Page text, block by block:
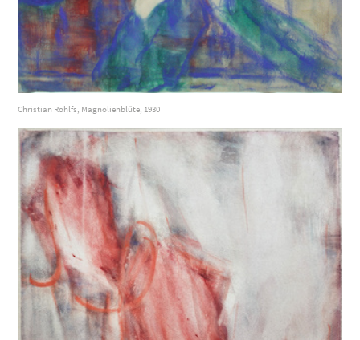
Christian Rohlfs, Magnolienblüte, 1930